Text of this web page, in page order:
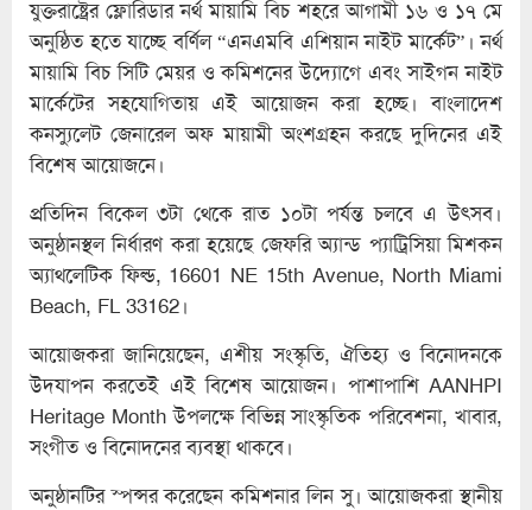
যুক্তরাষ্ট্রের ফ্লোরিডার নর্থ মায়ামি বিচ শহরে আগামী ১৬ ও ১৭ মে
অনুষ্ঠিত হতে যাচ্ছে বর্ণিল “এনএমবি এশিয়ান নাইট মার্কেট”। নর্থ
মায়ামি বিচ সিটি মেয়র ও কমিশনের উদ্যোগে এবং সাইগন নাইট
মার্কেটের সহযোগিতায় এই আয়োজন করা হচ্ছে। বাংলাদেশ
কনস্যুলেট জেনারেল অফ মায়ামী অংশগ্রহন করছে দুদিনের এই
বিশেষ আয়োজনে।
প্রতিদিন বিকেল ৩টা থেকে রাত ১০টা পর্যন্ত চলবে এ উৎসব।
অনুষ্ঠানস্থল নির্ধারণ করা হয়েছে জেফরি অ্যান্ড প্যাট্রিসিয়া মিশকন
অ্যাথলেটিক ফিল্ড, 16601 NE 15th Avenue, North Miami
Beach, FL 33162।
আয়োজকরা জানিয়েছেন, এশীয় সংস্কৃতি, ঐতিহ্য ও বিনোদনকে
উদযাপন করতেই এই বিশেষ আয়োজন। পাশাপাশি AANHPI
Heritage Month উপলক্ষে বিভিন্ন সাংস্কৃতিক পরিবেশনা, খাবার,
সংগীত ও বিনোদনের ব্যবস্থা থাকবে।
অনুষ্ঠানটির স্পন্সর করেছেন কমিশনার লিন সু। আয়োজকরা স্থানীয়